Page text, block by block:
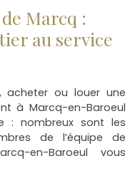
Marcq :
au service
acheter ou louer une
à Marcq-en-Baroeul
: nombreux sont les
de l’équipe de
en-Baroeul vous